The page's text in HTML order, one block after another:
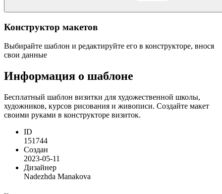
Конструктор макетов
Выбирайте шаблон и редактируйте его в конструкторе, внося
свои данные
Информация о шаблоне
Бесплатный шаблон визитки для художественной школы,
художников, курсов рисования и живописи. Создайте макет
своими руками в конструкторе визиток.
ID
151744
Создан
2023-05-11
Дизайнер
Nadezhda Manakova